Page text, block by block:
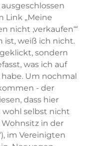
Link „Meine
nicht ‚verkaufen‘“
ist, weiß ich nicht.
sondern
was ich auf
Um nochmal
- der
dass hier
wohl selbst nicht
Wohnsitz in der
im Vereinigten